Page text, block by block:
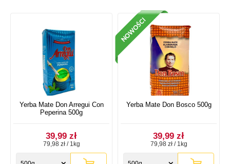
Yerba Mate Don Arregui Con
Peperina 500g
39,99 zł
79,98 zł / 1kg
Yerba Mate Don Bosco 500g
39,99 zł
79,98 zł / 1kg